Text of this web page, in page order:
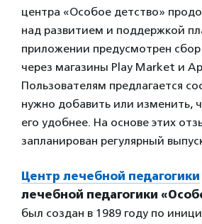
центра «Особое детство»
над развитием и поддержкой
приложении предусмотрен
через магазины Play Market и
Пользователям предлагается
нужно добавить или изменить,
его удобнее. На основе этих
запланирован регулярный
Центр лечебной педагогики
лечебной педагогики
был создан в 1989 году по